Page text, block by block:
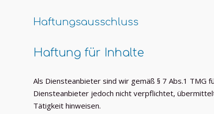
Haftungsausschluss
Haftung für Inhalte
Als Diensteanbieter sind wir gemäß § 7 Abs.1 TMG
Diensteanbieter jedoch nicht verpflichtet,
Tätigkeit hinweisen.